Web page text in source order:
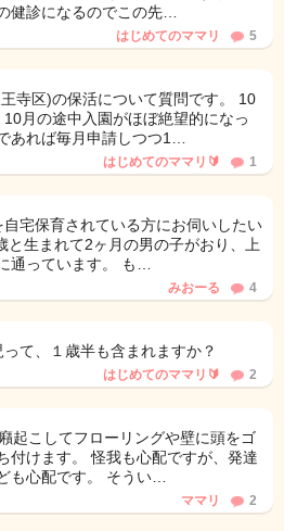
健診になるのでこの先…
はじめてのママリ 5
寺区)の保活について質問です。 10
10月の途中入園がほぼ絶望的になっ
あれば毎月申請しつつ1…
はじめてのママリ🔰 1
宅保育されている方にお伺いしたい
と生まれて2ヶ月の男の子がおり、上
通っています。 も…
みおーる 4
て、１歳半も含まれますか？
はじめてのママリ🔰 2
起こしてフローリングや壁に頭をゴ
付けます。 怪我も心配ですが、発達
も心配です。 そうい…
ママリ 2